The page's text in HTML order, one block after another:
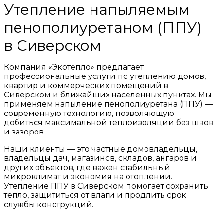
Утепление напыляемым
пенополиуретаном (ППУ)
в Сиверском
Компания «Экотепло» предлагает
профессиональные услуги по утеплению домов,
квартир и коммерческих помещений в
Сиверском и ближайших населённых пунктах. Мы
применяем напыление пенополиуретана (ППУ) —
современную технологию, позволяющую
добиться максимальной теплоизоляции без швов
и зазоров.
Наши клиенты — это частные домовладельцы,
владельцы дач, магазинов, складов, ангаров и
других объектов, где важен стабильный
микроклимат и экономия на отоплении.
Утепление ППУ в Сиверском помогает сохранить
тепло, защититься от влаги и продлить срок
службы конструкций.